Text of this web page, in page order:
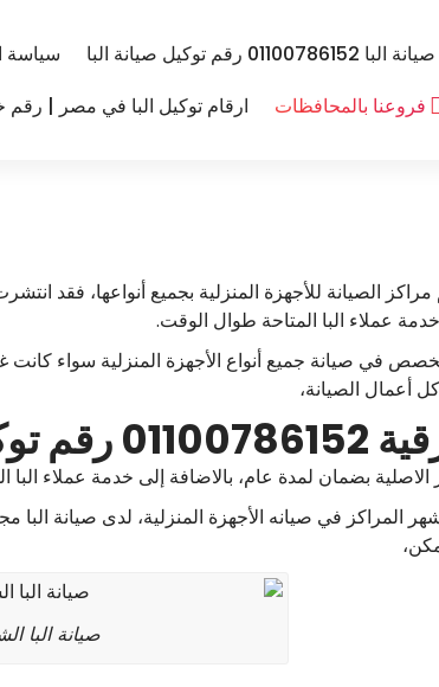
صيانة البا 01100786152 رقم توكيل صيانة البا سياسة
فروعنا بالمحافظات
ارقام توكيل البا في مصر | رقم خدمة
الصيانة للأجهزة المنزلية بجميع أنواعها، فقد
عملاء البا المتاحة طوال الوقت.
في صيانة جميع أنواع الأجهزة المنزلية سواء
أعمال الصيانة،
الشرقية
الاصلية بضمان لمدة عام، بالاضافة إلى خدمة عملاء
المراكز في صيانه الأجهزة المنزلية، لدى صيانة
صيانة البا